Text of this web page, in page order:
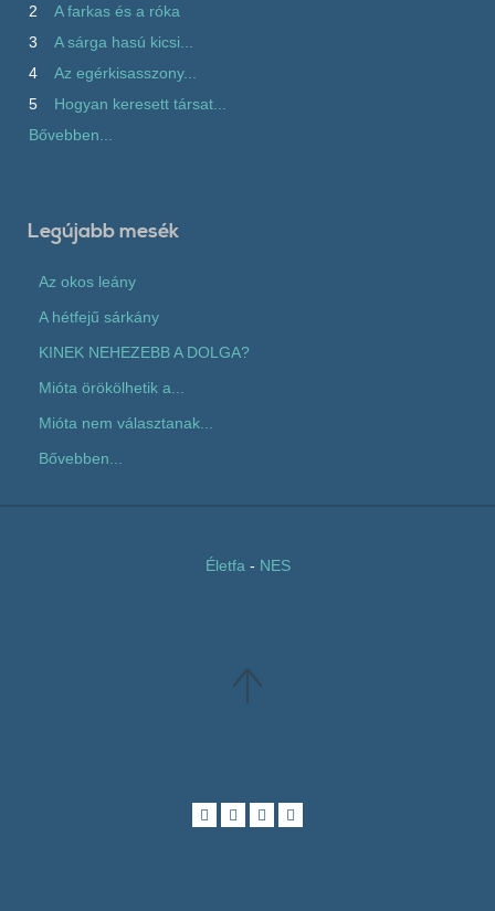
2
A farkas és a róka
3
A sárga hasú kicsi...
4
Az egérkisasszony...
5
Hogyan keresett társat...
Bővebben...
Legújabb mesék
Az okos leány
A hétfejű sárkány
KINEK NEHEZEBB A DOLGA?
Mióta örökölhetik a...
Mióta nem választanak...
Bővebben...
Életfa - NES